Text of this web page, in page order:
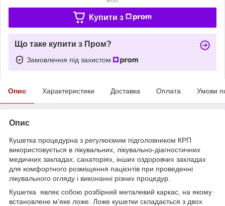
Купити з
Що таке купити з Пром?
Замовлення під захистом
Опис Характеристики Доставка Оплата Умови
Опис
Кушетка процедурна з регулюємим підголовником КРП
використовується в лікувальних, лікувально-діагностичних
медичних закладах, санаторіях, інших оздоровчих закладах
для комфортного розміщення пацієнтів при проведенні
лікувального огляду і виконанні різних процедур.
Кушетка являє собою розбірний металевий каркас, на якому
встановлене м’яке ложе. Ложе кушетки складається з двох